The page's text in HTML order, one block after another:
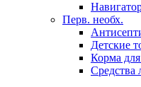
Перв. необх.
Детские
Корма
Средства